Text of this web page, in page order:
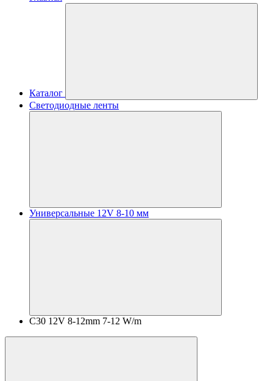
Каталог
Светодиодные ленты
Универсальные 12V 8-10 мм
C30 12V 8-12mm 7-12 W/m